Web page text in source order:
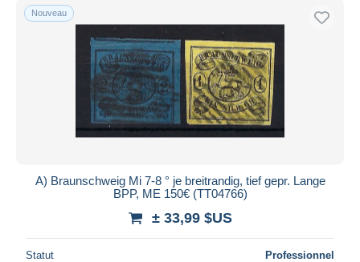
Nouveau
A) Braunschweig Mi 7-8 ° je breitrandig, tief gepr. Lange
BPP, ME 150€ (TT04766)
± 33,99 $US
Statut Professionnel